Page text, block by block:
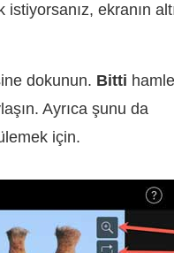
ekranın
dokunun. Bitti
Ayrıca şunu da
için.